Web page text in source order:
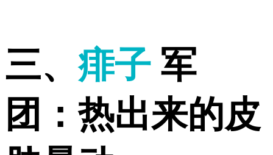
️三、痱子 军
团：热出来的皮